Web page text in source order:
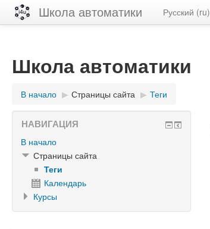
Школа автоматики Русский ‎(ru)‎
Школа автоматики
В начало ▶︎ Страницы сайта ▶︎ Теги
НАВИГАЦИЯ
В начало
Страницы сайта
Теги
Календарь
Курсы